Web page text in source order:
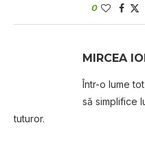
0
MIRCEA
Într-o lume
să simplifice
tuturor.